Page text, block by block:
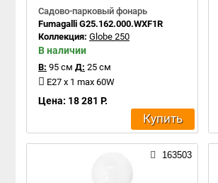
Садово-парковый фонарь
Fumagalli G25.162.000.WXF1R
Коллекция: Globe 250
В наличии
В: 95 см Д: 25 см
E27 x 1 max 60W
Цена: 18 281 Р.
Купить
163503